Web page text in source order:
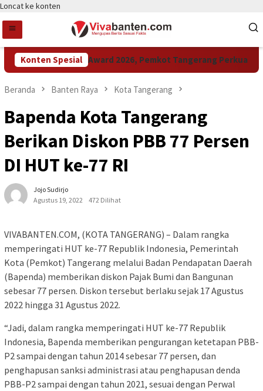
Loncat ke konten
Konten Spesial
Raih LPM Award 2026, Pemkot Tangerang Perkuat
Beranda Banten Raya Kota Tangerang
Bapenda Kota Tangerang
Berikan Diskon PBB 77 Persen
DI HUT ke-77 RI
Jojo Sudirjo
Agustus 19, 2022
472 Dilihat
VIVABANTEN.COM, (KOTA TANGERANG) – Dalam rangka
memperingati HUT ke-77 Republik Indonesia, Pemerintah
Kota (Pemkot) Tangerang melalui Badan Pendapatan Daerah
(Bapenda) memberikan diskon Pajak Bumi dan Bangunan
sebesar 77 persen. Diskon tersebut berlaku sejak 17 Agustus
2022 hingga 31 Agustus 2022.
“Jadi, dalam rangka memperingati HUT ke-77 Republik
Indonesia, Bapenda memberikan pengurangan ketetapan PBB-
P2 sampai dengan tahun 2014 sebesar 77 persen, dan
penghapusan sanksi administrasi atau penghapusan denda
PBB-P2 sampai dengan tahun 2021, sesuai dengan Perwal